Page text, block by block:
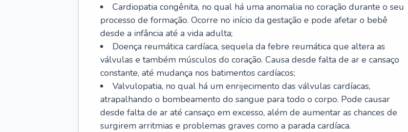
Cardiopatia congênita, no qual há uma anomalia no coração durante o seu
processo de formação. Ocorre no início da gestação e pode afetar o bebê
desde a infância até a vida adulta;
Doença reumática cardíaca, sequela da febre reumática que altera as
válvulas e também músculos do coração. Causa desde falta de ar e cansaço
constante, até mudança nos batimentos cardíacos;
Valvulopatia, no qual há um enrijecimento das válvulas cardíacas,
atrapalhando o bombeamento do sangue para todo o corpo. Pode causar
desde falta de ar até cansaço em excesso, além de aumentar as chances de
surgirem arritmias e problemas graves como a parada cardíaca.